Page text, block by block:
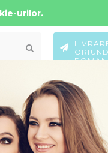
SANIUTE COPII
urilor.